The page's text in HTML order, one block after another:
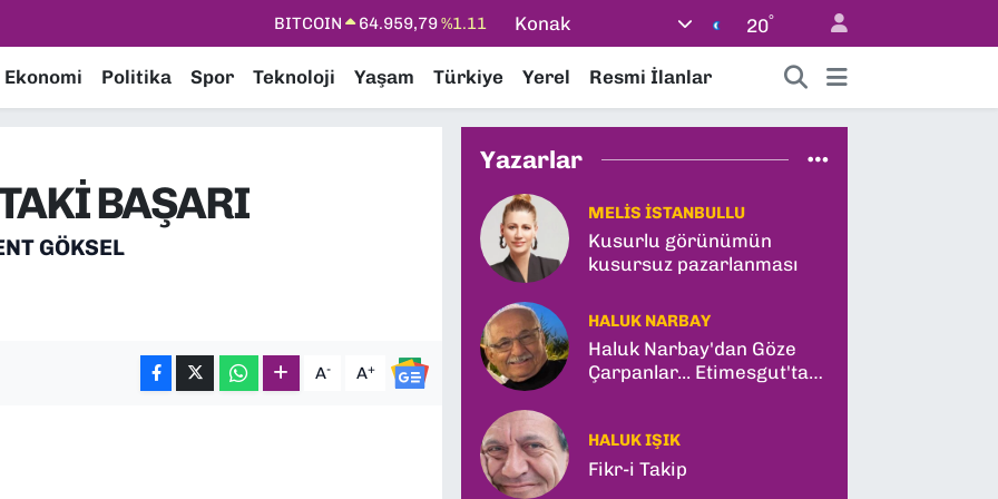
DOLAR 47,7436%0.18
STERLİN
64,4811%0.38
%1.11
Konak 20°
Ekonomi Politika Spor Teknoloji Yaşam Türkiye Yerel Resmi İlanlar
BAŞARI
GÖKSEL
A- A+
Yazarlar
MELIS İSTANBULLU
Kusurlu görünümün
kusursuz pazarlanması
HALUK NARBAY
Haluk Narbay'dan Göze
Çarpanlar... Etimesgut'ta
HALUK IŞIK
Fikr-i Takip